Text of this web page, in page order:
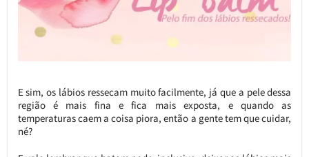
E sim, os lábios ressecam muito facilmente, já que a pele dessa
região é mais fina e fica mais exposta, e quando as
temperaturas caem a coisa piora, então a gente tem que cuidar,
né?